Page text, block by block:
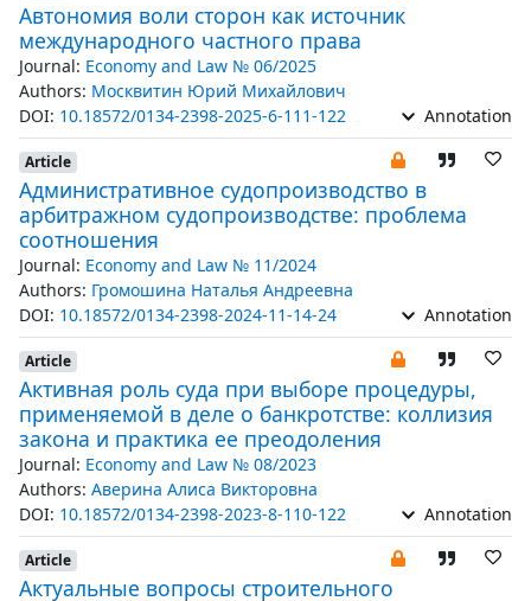
Автономия воли сторон как источник
международного частного права
Journal: Economy and Law № 06/2025
Authors: Москвитин Юрий Михайлович
DOI: 10.18572/0134-2398-2025-6-111-122 Annotation
Article
Административное судопроизводство в
арбитражном судопроизводстве: проблема
соотношения
Journal: Economy and Law № 11/2024
Authors: Громошина Наталья Андреевна
DOI: 10.18572/0134-2398-2024-11-14-24 Annotation
Article
Активная роль суда при выборе процедуры,
применяемой в деле о банкротстве: коллизия
закона и практика ее преодоления
Journal: Economy and Law № 08/2023
Authors: Аверина Алиса Викторовна
DOI: 10.18572/0134-2398-2023-8-110-122 Annotation
Article
Актуальные вопросы строительного